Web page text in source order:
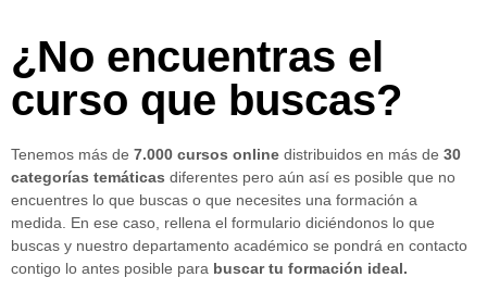
¿No encuentras el
curso que buscas?
Tenemos más de 7.000 cursos online distribuidos en más de 30
categorías temáticas diferentes pero aún así es posible que no
encuentres lo que buscas o que necesites una formación a
medida. En ese caso, rellena el formulario diciéndonos lo que
buscas y nuestro departamento académico se pondrá en contacto
contigo lo antes posible para buscar tu formación ideal.